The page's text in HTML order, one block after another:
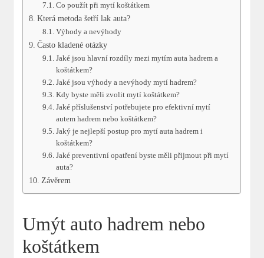
Co použít při mytí koštátkem
Která metoda šetří lak auta?
Výhody a nevýhody
Často kladené otázky
Jaké jsou hlavní rozdíly mezi mytím auta hadrem a
koštátkem?
Jaké jsou výhody a nevýhody mytí hadrem?
Kdy byste měli zvolit mytí koštátkem?
Jaké příslušenství potřebujete pro efektivní mytí
autem hadrem nebo koštátkem?
Jaký je nejlepší postup pro mytí auta hadrem i
koštátkem?
Jaké preventivní opatření byste měli přijmout při mytí
auta?
Závěrem
Umýt auto hadrem nebo
koštátkem